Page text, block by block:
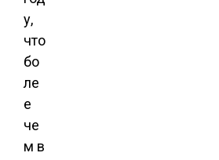
у,
что
бо
ле
е
че
м в